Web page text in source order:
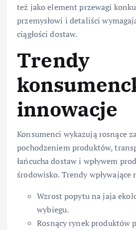
też jako element przewagi
przemysłowi i detaliści
ciągłości dostaw.
Trendy
innowacje
Konsumenci wykazują rosnące
pochodzeniem produktów,
łańcucha dostaw i wpływem
środowisko. Trendy wpływające
Wzrost popytu na jaja
wybiegu.
Rosnący rynek produktów